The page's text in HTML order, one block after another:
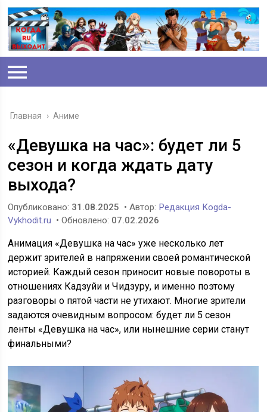
Главная › Аниме
«Девушка на час»: будет ли 5
сезон и когда ждать дату
выхода?
Опубликовано: 31.08.2025 • Автор: Редакция Kogda-
Vykhodit.ru • Обновлено: 07.02.2026
Анимация «Девушка на час» уже несколько лет
держит зрителей в напряжении своей романтической
историей. Каждый сезон приносит новые повороты в
отношениях Кадзуйи и Чидзуру, и именно поэтому
разговоры о пятой части не утихают. Многие зрители
задаются очевидным вопросом: будет ли 5 сезон
ленты «Девушка на час», или нынешние серии станут
финальными?